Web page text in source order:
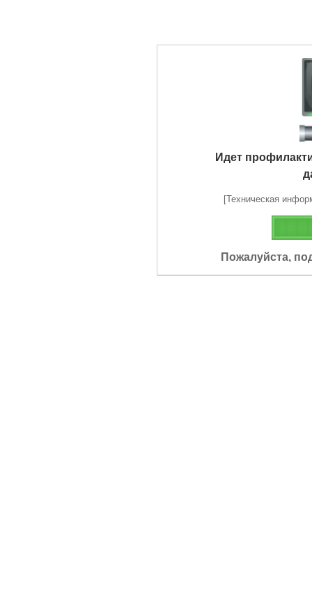
Идет
[Техническая
Пожалуйста,